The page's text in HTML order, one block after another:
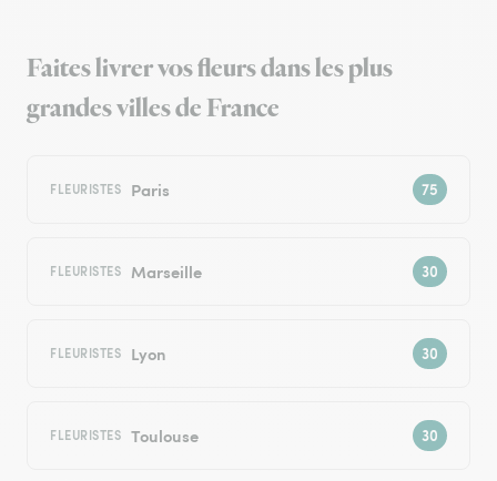
Faites livrer vos fleurs dans les plus
grandes villes de France
FLEURISTES Paris
FLEURISTES Marseille
FLEURISTES Lyon
FLEURISTES Toulouse